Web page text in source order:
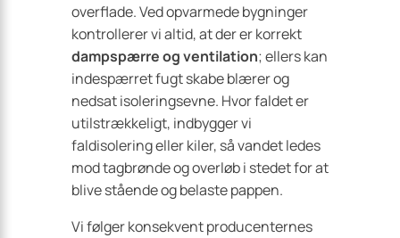
overflade. Ved opvarmede bygninger
kontrollerer vi altid, at der er korrekt
dampspærre og ventilation; ellers kan
indespærret fugt skabe blærer og
nedsat isoleringsevne. Hvor faldet er
utilstrækkeligt, indbygger vi
faldisolering eller kiler, så vandet ledes
mod tagbrønde og overløb i stedet for at
blive stående og belaste pappen.
Vi følger konsekvent producenternes